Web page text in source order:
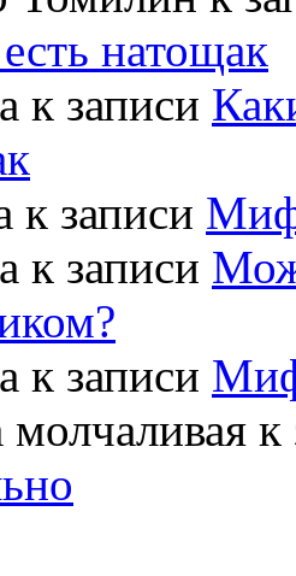
натощак
к записи
к записи
к записи
к записи
молчаливая к